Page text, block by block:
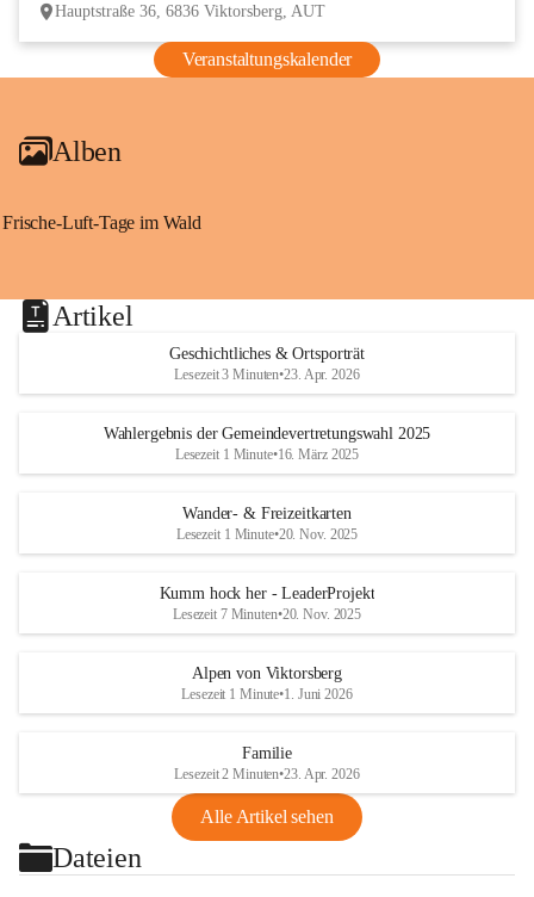
Hauptstraße 36, 6836 Viktorsberg, AUT
Veranstaltungskalender
Alben
Frische-Luft-Tage im Wald
Artikel
Geschichtliches & Ortsporträt
Lesezeit 3 Minuten•23. Apr. 2026
Wahlergebnis der Gemeindevertretungswahl 2025
Lesezeit 1 Minute•16. März 2025
Wander- & Freizeitkarten
Lesezeit 1 Minute•20. Nov. 2025
Kumm hock her - LeaderProjekt
Lesezeit 7 Minuten•20. Nov. 2025
Alpen von Viktorsberg
Lesezeit 1 Minute•1. Juni 2026
Familie
Lesezeit 2 Minuten•23. Apr. 2026
Alle Artikel sehen
Dateien